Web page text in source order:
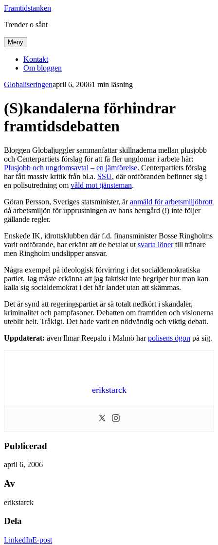
Framtidstanken
Trender o sånt
Meny
Kontakt
Om bloggen
Globaliseringenapril 6, 20061 min läsning
(S)kandalerna förhindrar
framtidsdebatten
Bloggen Globaljuggler sammanfattar skillnaderna mellan plusjobb
och Centerpartiets förslag för att få fler ungdomar i arbete här:
Plusjobb och ungdomsavtal – en jämförelse. Centerpartiets förslag
har fått massiv kritik från bl.a. SSU, där ordföranden befinner sig i
en polisutredning om våld mot tjänsteman.
Göran Persson, Sveriges statsminister, äranmäld för arbetsmiljöbrott
då arbetsmiljön för upprustningen av hans herrgård (!) inte följer
gällande regler.
Enskede IK, idrottsklubben där f.d. finansminister Bosse Ringholms
varit ordförande, har erkänt att de betalat ut svarta lönertill tränare
men Ringholm undslipper ansvar.
Några exempel på ideologisk förvirring i det socialdemokratiska
partiet. Jag måste erkänna att jag faktiskt inte begriper hur man kan
kalla sig socialdemokrat i det här landet utan att skämmas.
Det är synd att regeringspartiet är så totalt nedkört i skandaler,
kriminalitet och pampfasoner. Debatten om framtiden och visionerna
uteblir helt. Tråkigt. Det hade varit en nödvändig och viktig debatt.
Uppdaterat: även Ilmar Reepalu i Malmö harpolisens ögon på sig.
erikstarck
Publicerad
april 6, 2006
Av
erikstarck
Dela
LinkedInE-post